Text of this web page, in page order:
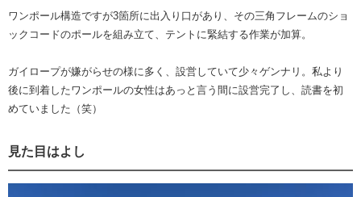
ワンポール構造ですが3箇所に出入り口があり、その三角フレームのショ
ックコードのポールを組み立て、テントに緊結する作業が加算。
ガイロープが嫌がらせの様に多く、設営していて少々ゲンナリ。私より
後に到着したワンポールの女性はあっと言う間に設営完了し、読書を初
めていました（笑）
見た目はよし